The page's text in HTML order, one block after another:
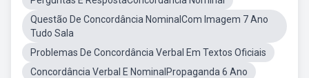
Questão De Concordância NominalCom Imagem 7 Ano
Tudo Sala
Problemas De Concordância Verbal Em Textos Oficiais
Concordância Verbal E NominalPropaganda 6 Ano